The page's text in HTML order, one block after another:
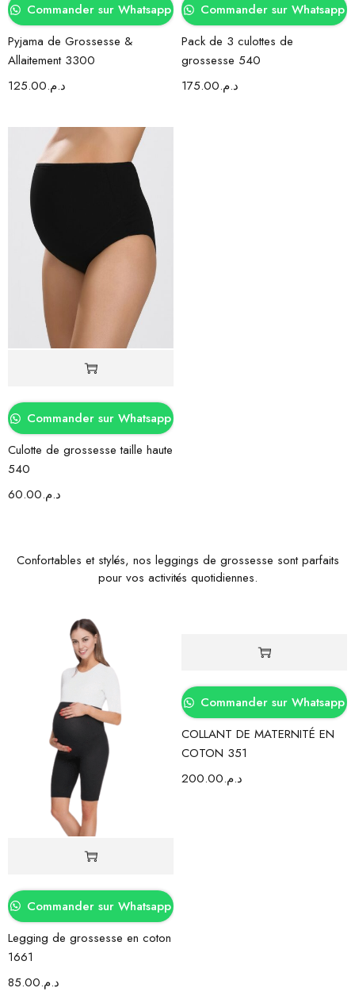
Commander sur Whatsapp
Pyjama de Grossesse &
Allaitement 3300
د.م.125.00
Commander sur Whatsapp
Pack de 3 culottes de
grossesse 540
د.م.175.00
Commander sur Whatsapp
Culotte de grossesse taille haute
540
د.م.60.00
Confortables et stylés, nos leggings de grossesse sont parfaits
pour vos activités quotidiennes.
Commander sur Whatsapp
Legging de grossesse en coton
1661
د.م.85.00
Commander sur Whatsapp
COLLANT DE MATERNITÉ EN
COTON 351
د.م.200.00